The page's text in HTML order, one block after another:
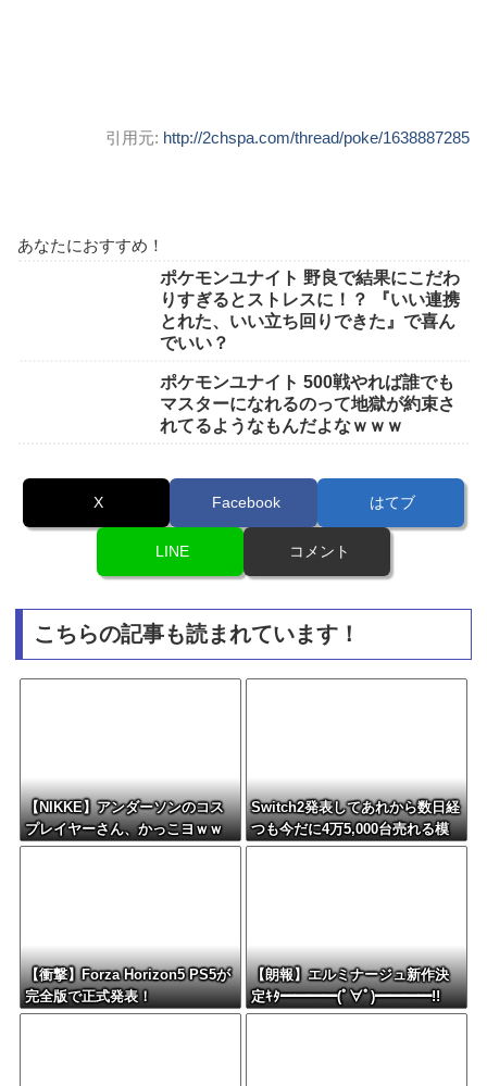
引用元: http://2chspa.com/thread/poke/1638887285
あなたにおすすめ！
ポケモンユナイト 野良で結果にこだわ
りすぎるとストレスに！？ 『いい連携
とれた、いい立ち回りできた』で喜ん
でいい？
ポケモンユナイト 500戦やれば誰でも
マスターになれるのって地獄が約束さ
れてるようなもんだよなｗｗｗ
X Facebook はてブ
LINE コメント
こちらの記事も読まれています！
【NIKKE】アンダーソンのコス
プレイヤーさん、かっこヨｗｗ
ｗｗｗｗ
Switch2発表してあれから数日経
つも今だに4万5,000台売れる模
様・・・・・・
【衝撃】Forza Horizon5 PS5が
完全版で正式発表！
【朗報】エルミナージュ新作決
定ｷﾀ━━━━(ﾟ∀ﾟ)━━━━!!